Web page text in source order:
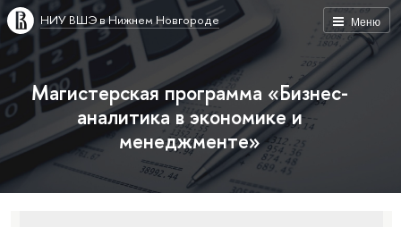
Меню
НИУ ВШЭ в Нижнем Новгороде
Магистерская программа «Бизнес-
аналитика в экономике и
менеджменте»